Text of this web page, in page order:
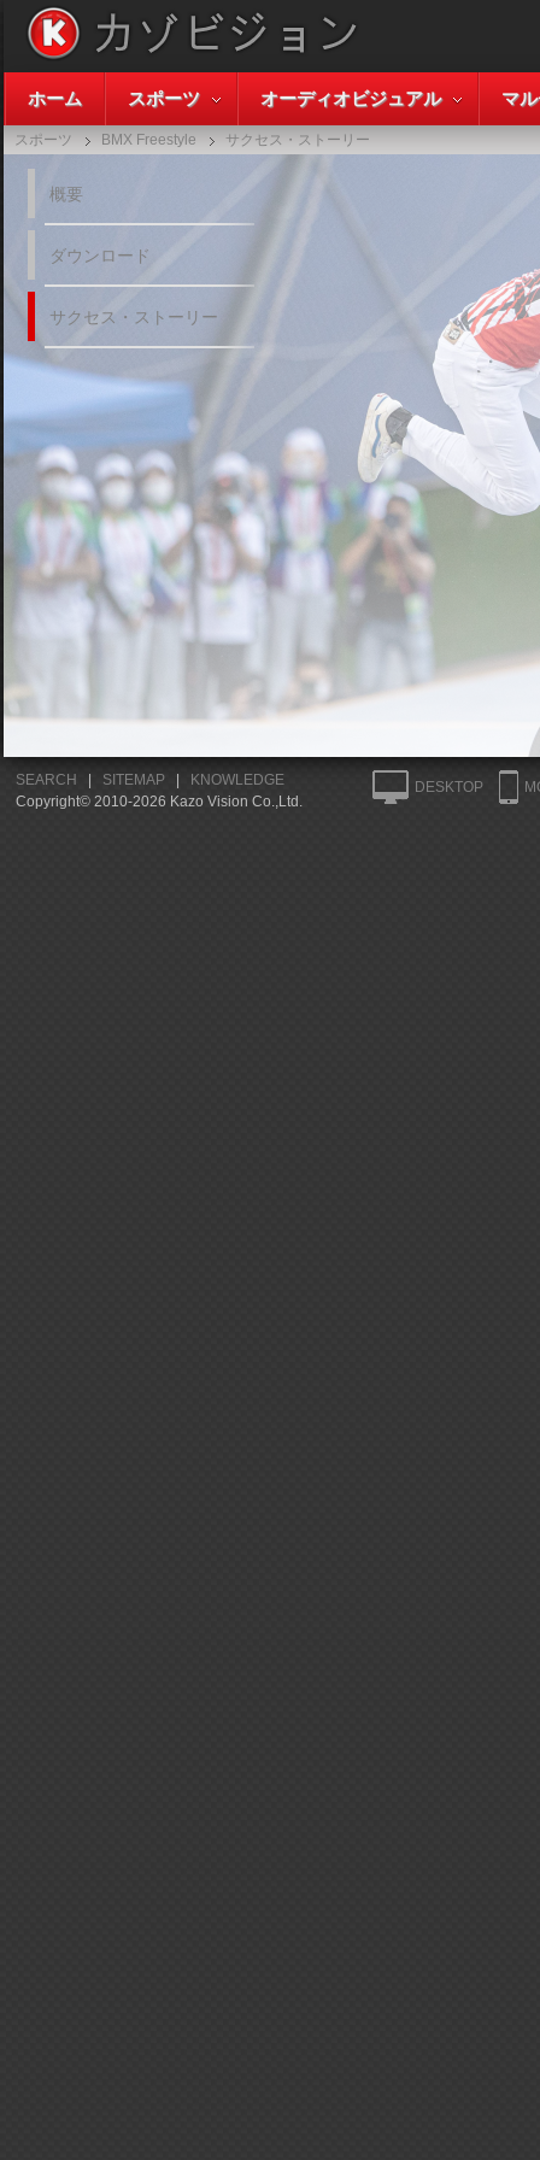
ホーム スポーツ オーディオビジュアル マ
スポーツ BMX Freestyle サクセス・ストーリー
概要
ダウンロード
サクセス・ストーリー
SEARCH SITEMAP|
KNOWLEDGE
Copyright© 2010-2026 Kazo Vision Co.,Ltd.
DESKTOP